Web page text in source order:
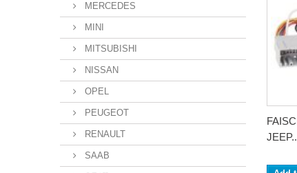
MERCEDES
MINI
MITSUBISHI
NISSAN
OPEL
PEUGEOT
RENAULT
SAAB